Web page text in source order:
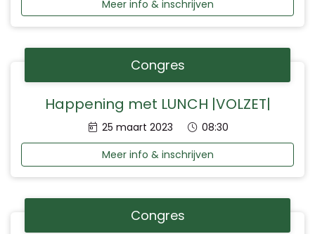
Meer info & inschrijven
Congres
Happening met LUNCH |VOLZET|
Datum:
25 maart 2023 Tijd:
08:30
Meer info & inschrijven
Congres